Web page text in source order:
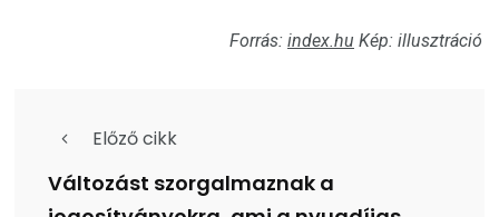
Forrás: index.hu Kép: illusztráció
Előző cikk
Változást szorgalmaznak a